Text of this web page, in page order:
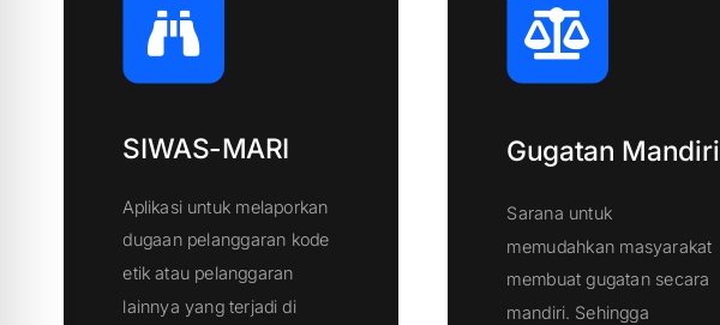
SIWAS-MARI
Aplikasi untuk melaporkan
dugaan pelanggaran kode
etik atau pelanggaran
lainnya yang terjadi di
Gugatan Mandiri
Sarana untuk
memudahkan masyarakat
membuat gugatan secara
mandiri. Sehingga